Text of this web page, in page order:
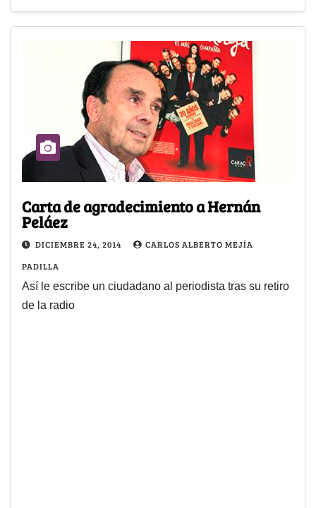
Carta de agradecimiento a Hernán
Peláez
DICIEMBRE 24, 2014
CARLOS ALBERTO MEJÍA
PADILLA
Así le escribe un ciudadano al periodista tras su retiro
de la radio